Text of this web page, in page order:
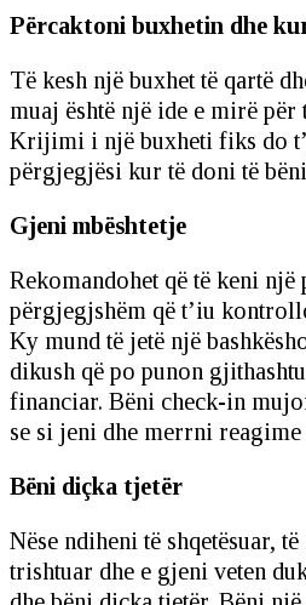
Përcaktoni buxhetin dhe
Të kesh një buxhet të qartë
muaj është një ide e mirë për
Krijimi i një buxheti fiks do
përgjegjësi kur të doni të
Gjeni mbështetje
Rekomandohet që të keni një
përgjegjshëm që t’iu
Ky mund të jetë një
dikush që po punon
financiar. Bëni check-in
se si jeni dhe merrni reagime
Bëni diçka tjetër
Nëse ndiheni të shqetësuar,
trishtuar dhe e gjeni veten